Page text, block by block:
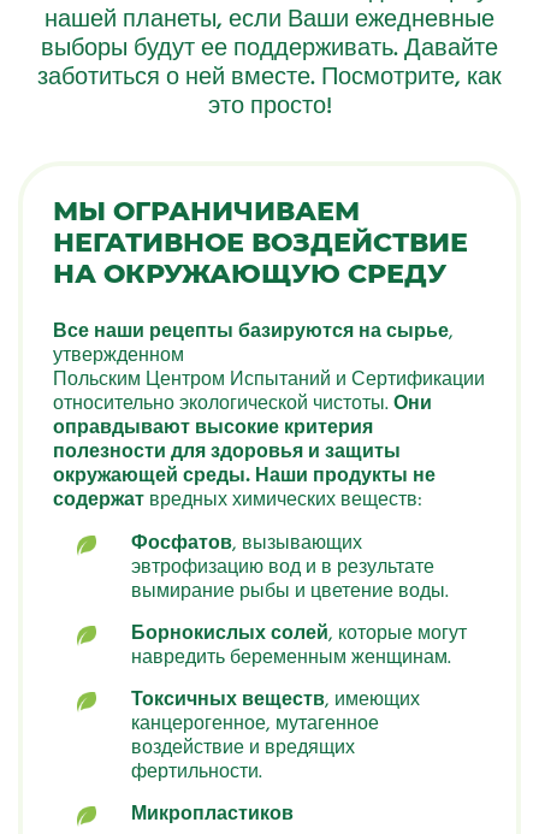
нашей планеты, если Ваши ежедневные
выборы будут ее поддерживать. Давайте
заботиться о ней вместе. Посмотрите, как
это просто!
МЫ ОГРАНИЧИВАЕМ
НЕГАТИВНОЕ ВОЗДЕЙСТВИЕ
НА ОКРУЖАЮЩУЮ СРЕДУ
Все наши рецепты базируются на сырье,
утвержденном
Польским Центром Испытаний и Сертификации
относительно экологической чистоты.Они
оправдывают высокие критерия
полезности для здоровья и защиты
окружающей среды. Наши продукты не
содержатвредных химических веществ:
Фосфатов, вызывающих
эвтрофизацию вод и в результате
вымирание рыбы и цветение воды.
Борнокислых солей, которые могут
навредить беременным женщинам.
Токсичных веществ, имеющих
канцерогенное, мутагенное
воздействие и вредящих
фертильности.
Микропластиков